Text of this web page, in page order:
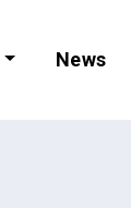
News